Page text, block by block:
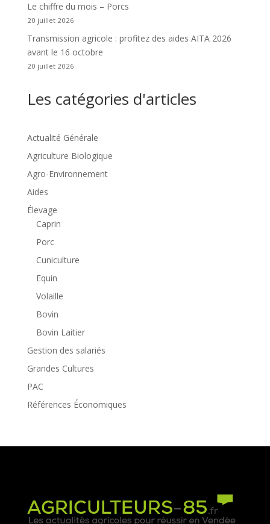
Le chiffre du mois – Porcs
20 juillet 2026
Transmission agricole : profitez des aides AITA 2026
avant le 16 octobre
20 juillet 2026
Les catégories d'articles
Actualité Générale
Agriculture Biologique
Agro-Environnement
Aides
Élevage
Caprin
Porc
Cuniculture
Equin
Volaille
Bovin
Bovin Laitier
Gestion des salariés
Grandes Cultures
PAC
Références Économiques